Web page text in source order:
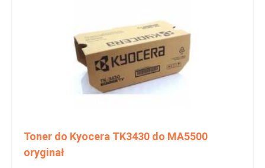
Toner do Kyocera TK3430 do MA5500
oryginał